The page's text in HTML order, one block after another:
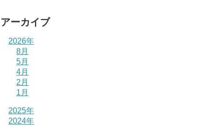
アーカイブ
2026年
8月
5月
4月
2月
1月
2025年
2024年